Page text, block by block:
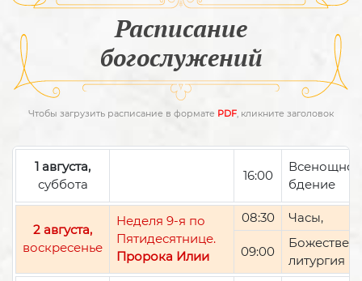
Расписание
богослужений
Чтобы загрузить расписание в формате PDF, кликните заголовок
1 августа,
суббота
16:00
Всенощное
бдение
2 августа,
воскресенье
Неделя 9-я по
Пятидесятнице.
Пророка Илии
08:30 Часы,
09:00
литургия